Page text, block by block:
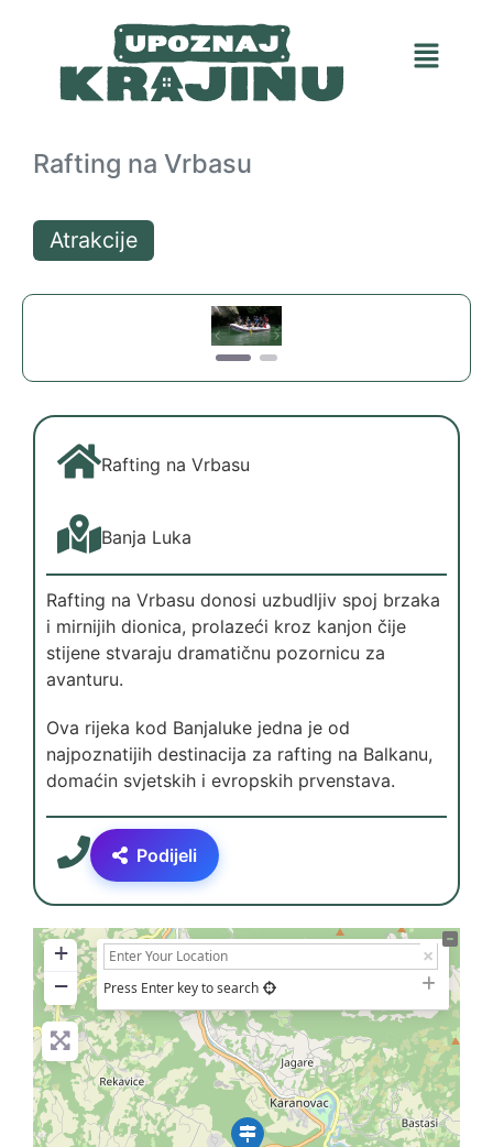
Rafting na Vrbasu
Atrakcije
PreviousNext
Rafting na Vrbasu
Banja Luka
Rafting na Vrbasu donosi uzbudljiv spoj brzaka
i mirnijih dionica, prolazeći kroz kanjon čije
stijene stvaraju dramatičnu pozornicu za
avanturu.
Ova rijeka kod Banjaluke jedna je od
najpoznatijih destinacija za rafting na Balkanu,
domaćin svjetskih i evropskih prvenstava.
Podijeli
+
−
Press Enter key to search